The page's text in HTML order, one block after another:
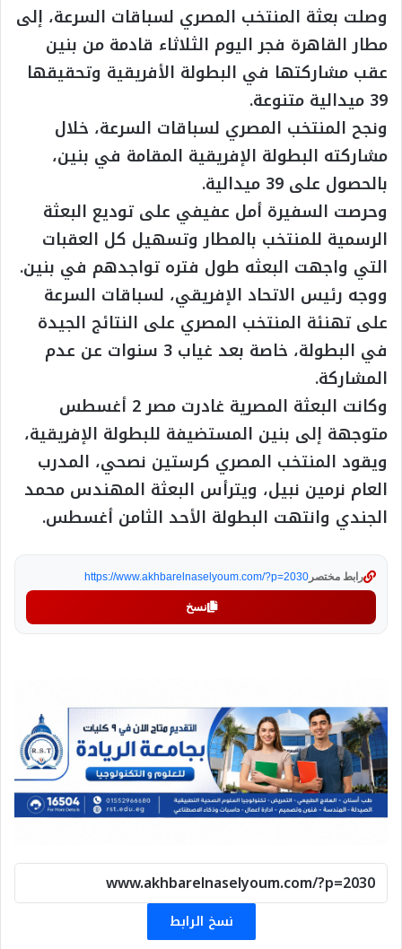
وصلت بعثة المنتخب المصري لسباقات السرعة، إلى
مطار القاهرة فجر اليوم الثلاثاء قادمة من بنين
عقب مشاركتها في البطولة الأفريقية وتحقيقها
39 ميدالية متنوعة.
ونجح المنتخب المصري لسباقات السرعة، خلال
مشاركته البطولة الإفريقية المقامة في بنين،
بالحصول على 39 ميدالية.
وحرصت السفيرة أمل عفيفي على توديع البعثة
الرسمية للمنتخب بالمطار وتسهيل كل العقبات
التي واجهت البعثه طول فتره تواجدهم في بنين.
ووجه رئيس الاتحاد الإفريقي، لسباقات السرعة
على تهنئة المنتخب المصري على النتائج الجيدة
في البطولة، خاصة بعد غياب 3 سنوات عن عدم
المشاركة.
وكانت البعثة المصرية غادرت مصر 2 أغسطس
متوجهة إلى بنين المستضيفة للبطولة الإفريقية،
ويقود المنتخب المصري كرستين نصحي، المدرب
العام نرمين نبيل، ويترأس البعثة المهندس محمد
الجندي وانتهت البطولة الأحد الثامن أغسطس.
رابط مختصر https://www.akhbarelnaselyoum.com/?p=2030
نسخ
نسخ الرابط